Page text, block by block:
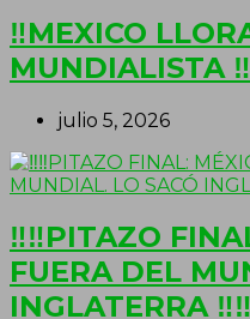
‼MEXICO
MUNDIALISTA
julio 5, 2026
‼‼PITAZO
FUERA DEL
INGLATERRA ‼‼